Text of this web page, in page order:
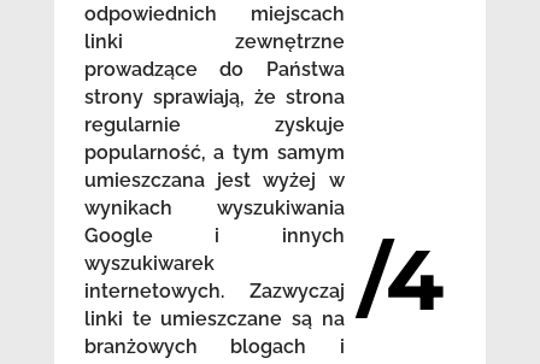
odpowiednich miejscach
linki zewnętrzne
prowadzące do Państwa
strony sprawiają, że strona
regularnie zyskuje
popularność, a tym samym
umieszczana jest wyżej w
wynikach wyszukiwania
Google i innych
wyszukiwarek
internetowych. Zazwyczaj
linki te umieszczane są na
branżowych blogach i
/4